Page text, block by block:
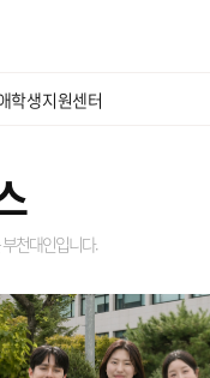
학생지원센터
부천대인입니다.